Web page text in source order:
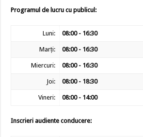
Programul de lucru cu publicul:
Luni: 08:00 - 16:30
Marți: 08:00 - 16:30
Miercuri: 08:00 - 16:30
Joi: 08:00 - 18:30
Vineri: 08:00 - 14:00
Inscrieri audiente conducere: